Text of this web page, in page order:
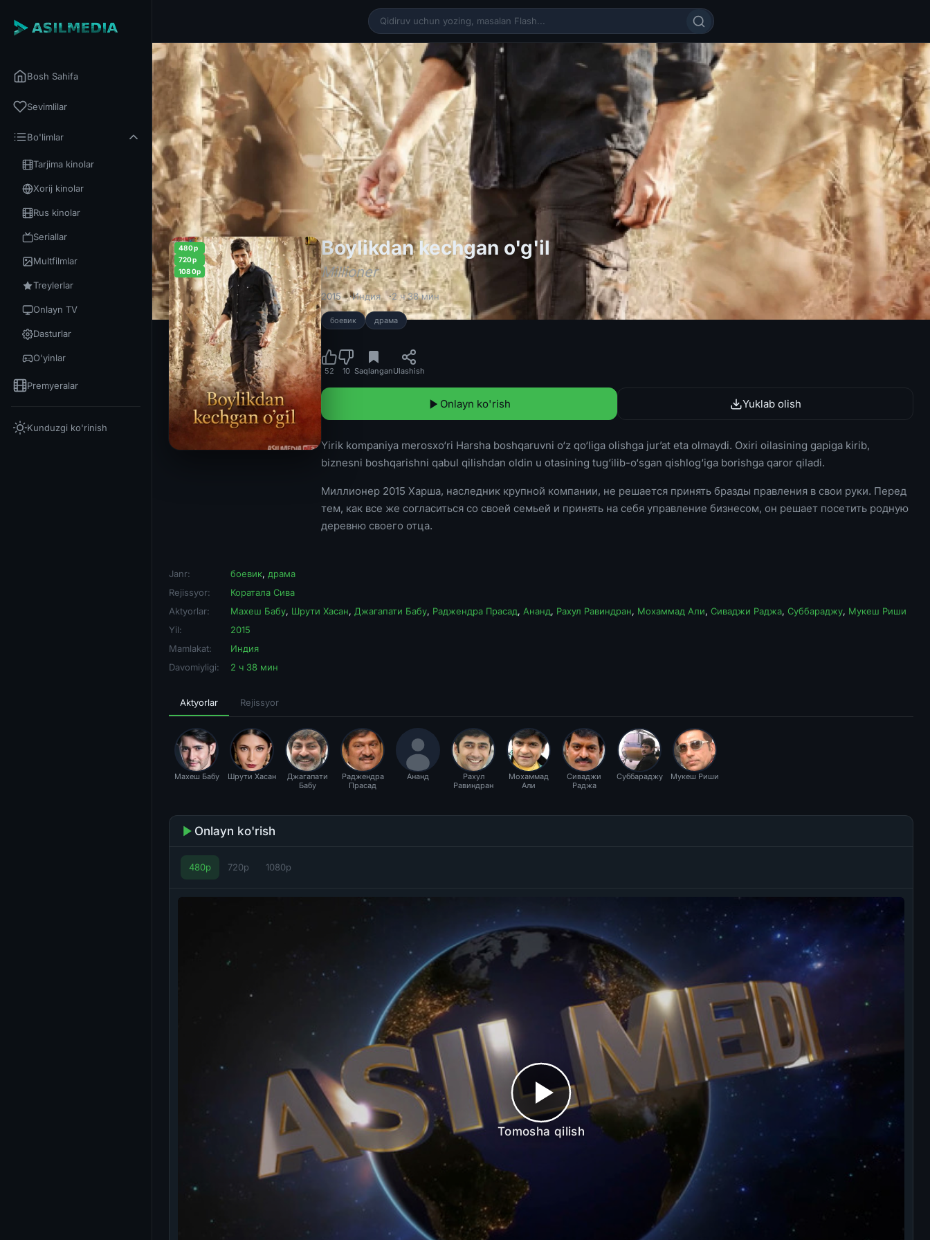
Bosh Sahifa
Sevimlilar
Bo'limlar
Tarjima kinolar
Xorij kinolar
Rus kinolar
Seriallar
Multfilmlar
Treylerlar
Onlayn TV
Dasturlar
O'yinlar
Premyeralar
Kunduzgi ko'rinish
480p
720p
1080p
Boylikdan kechgan o'g'ilBoylikdan kechgan o'g'il / Millioner
Millioner
2015 Индия 2 ч 38 мин
боевик драма
52 10 SaqlanganUlashish
Onlayn ko'rish Yuklab olish
Yirik kompaniya merosxo‘ri Harsha boshqaruvni o‘z qo‘liga olishga jur’at eta olmaydi. Oxiri oilasining gapiga kirib,
biznesni boshqarishni qabul qilishdan oldin u otasining tug‘ilib-o‘sgan qishlog‘iga borishga qaror qiladi.
Миллионер 2015 Харша, наследник крупной компании, не решается принять бразды правления в свои руки. Перед
тем, как все же согласиться со своей семьей и принять на себя управление бизнесом, он решает посетить родную
деревню своего отца.
Janr: боевик, драма
Rejissyor:
Коратала Сива
Aktyorlar:
Махеш Бабу, Шрути Хасан, Джагапати Бабу, Раджендра Прасад, Ананд, Рахул Равиндран, Мохаммад Али, Сиваджи Раджа, Суббараджу, Мукеш Риши
Yil:
2015
Mamlakat:
Индия
Davomiyligi:
2 ч 38 мин
Aktyorlar Rejissyor
Махеш Бабу Шрути Хасан
Джагапати
Бабу
Раджендра
Прасад
Ананд
Рахул
Равиндран
Мохаммад
Али
Сиваджи
Раджа
Суббараджу Мукеш Риши
Onlayn ko'rish
480p 720p 1080p
Tomosha qilish